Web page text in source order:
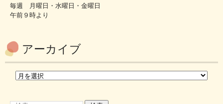
毎週 月曜日・水曜日・金曜日
午前９時より
アーカイブ